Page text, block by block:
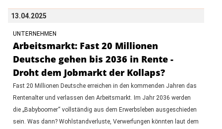
13.04.2025
UNTERNEHMEN
Arbeitsmarkt: Fast 20 Millionen
Deutsche gehen bis 2036 in Rente -
Droht dem Jobmarkt der Kollaps?
Fast 20 Millionen Deutsche erreichen in den kommenden Jahren das
Rentenalter und verlassen den Arbeitsmarkt. Im Jahr 2036 werden
die „Babyboomer“ vollständig aus dem Erwerbsleben ausgeschieden
sein. Was dann? Wohlstandverluste, Verwerfungen könnten laut dem